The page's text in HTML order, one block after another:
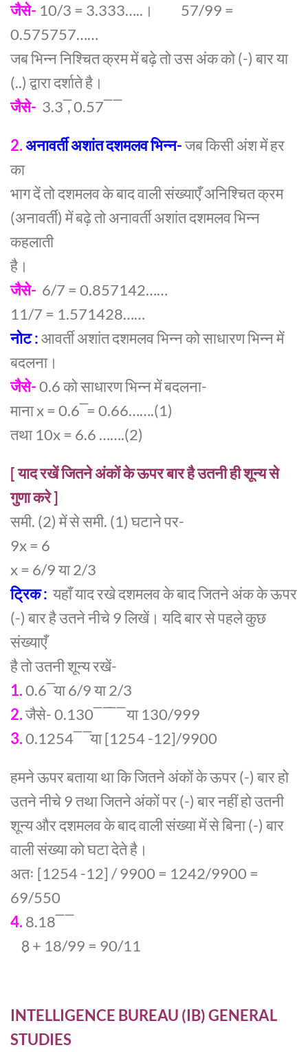
जैसे- 10/3 = 3.333…..। 57/99 =
0.575757……
जब भिन्न निश्चित क्रम में बढ़े तो उस अंक को (-) बार या
(..) द्वारा दर्शाते है।
जैसे- 3.3 ̅, 0.57 ̅ ̅
2.अनावर्ती अशांत दशमलव भिन्न-जब किसी अंश में हर
का
भाग दें तो दशमलव के बाद वाली संख्याएँ अनिश्चित क्रम
(अनावर्ती) में बढ़े तो अनावर्ती अशांत दशमलव भिन्न
कहलाती
है।
जैसे- 6/7 = 0.857142……
11/7 = 1.571428……
नोट :आवर्ती अशांत दशमलव भिन्न को साधारण भिन्न में
बदलना।
जैसे-0.6 को साधारण भिन्न में बदलना-
माना x = 0.6 ̅ = 0.66…….(1)
तथा 10x = 6.6 …….(2)
[ याद रखें जितने अंकों के ऊपर बार है उतनी ही शून्य से
गुणा करे ]
समी. (2) में से समी. (1) घटाने पर-
9x = 6
x = 6/9 या 2/3
ट्रिक : यहाँ याद रखे दशमलव के बाद जितने अंक के ऊपर
(-) बार है उतने नीचे 9 लिखें। यदि बार से पहले कुछ
संख्याएँ
है तो उतनी शून्य रखें-
1.0.6 ̅ या 6/9 या 2/3
2.जैसे- 0.130 ̅ ̅ ̅ ̅ या 130/999
3.0.1254 ̅ ̅ या [1254 -12]/9900
हमने ऊपर बताया था कि जितने अंकों के ऊपर (-) बार हो
उतने नीचे 9 तथा जितने अंकों पर (-) बार नहीं हो उतनी
शून्य और दशमलव के बाद वाली संख्या में से बिना (-) बार
वाली संख्या को घटा देते है।
अतः [1254 -12] / 9900 = 1242/9900 =
69/550
4. 8.18 ̅ ̅
8़ + 18/99 = 90/11
INTELLIGENCE BUREAU (IB) GENERAL
STUDIES